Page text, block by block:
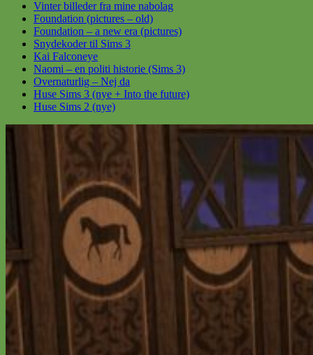
Vinter billeder fra mine nabolag
Foundation (pictures – old)
Foundation – a new era (pictures)
Snydekoder til Sims 3
Kai Falconeye
Naomi – en politi historie (Sims 3)
Overnaturlig – Nej da
Huse Sims 3 (nye + Into the future)
Huse Sims 2 (nye)